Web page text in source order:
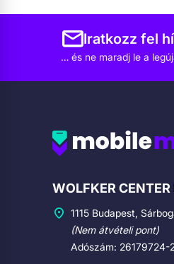
Iratkozz fel
… és ne maradj le a
Cégadatok
WOLFKER
1115 Budapest,
(Nem átvételi pont)
Adószám: 26179724-